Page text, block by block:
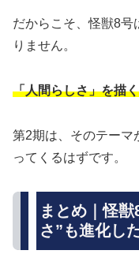
だからこそ、怪獣8号
りません。
「人間らしさ」を描
第2期は、そのテーマ
ってくるはずです。
まとめ｜怪
さ”も進化し